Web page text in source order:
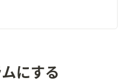
にする